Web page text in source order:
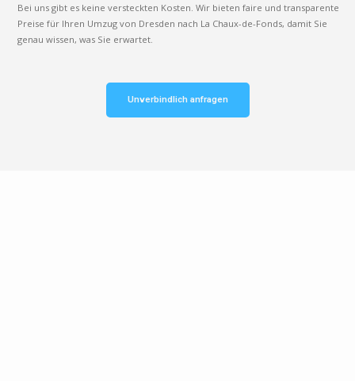
Bei uns gibt es keine versteckten Kosten. Wir bieten faire und transparente
Preise für Ihren Umzug von Dresden nach La Chaux-de-Fonds, damit Sie
genau wissen, was Sie erwartet.
Unverbindlich anfragen